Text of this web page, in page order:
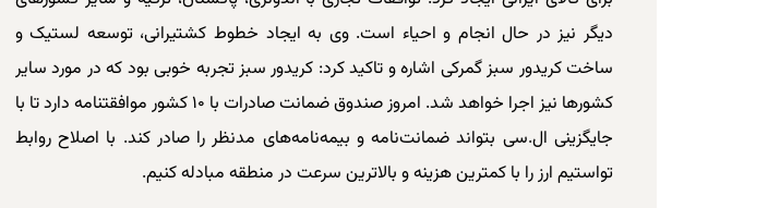
دیگر نیز در حال انجام و احیاء است. وی به ایجاد خطوط کشتیرانی، توسعه لستیک و
ساخت کریدور سبز گمرکی اشاره و تاکید کرد: کریدور سبز تجربه خوبی بود که در مورد سایر
کشورها نیز اجرا خواهد شد. امروز صندوق ضمانت صادرات با ۱۰ کشور موافقتنامه دارد تا با
جایگزینی ال‌.سی بتواند ضمانت‌نامه و بیمه‌نامه‌های مدنظر را صادر کند. با اصلاح روابط
تواستیم ارز را با کمترین هزینه و بالاترین سرعت در منطقه مبادله کنیم.